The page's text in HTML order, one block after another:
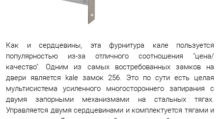
Как и сердцевины, эта фурнитура кале пользуется
популярностью из-за отличного соотношения "цена/
качество". Одним из самых востребованных замков на
двери является kale замок 256. Это по сути есть целая
мультисистема усиленного многостороннего запирания с
двумя запорными механизмами на стальных тягах.
Управляется двумя сердцевинами и комплектуется тягами и